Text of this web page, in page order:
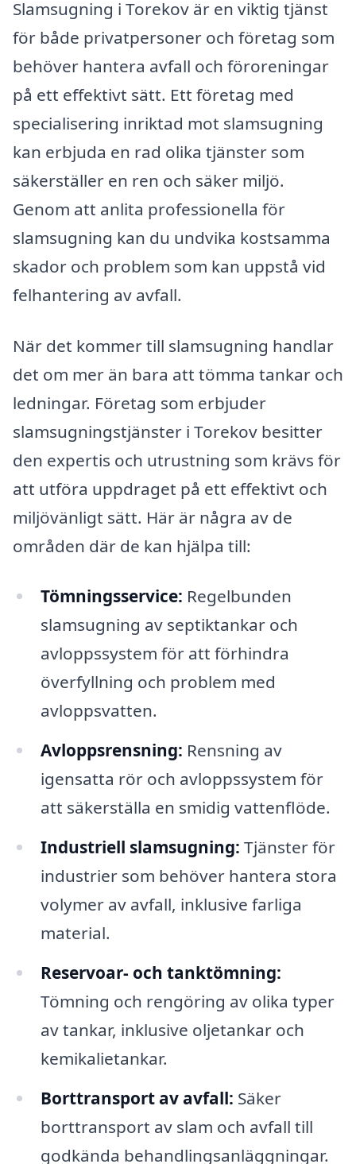
Slamsugning i Torekov är en viktig tjänst
för både privatpersoner och företag som
behöver hantera avfall och föroreningar
på ett effektivt sätt. Ett företag med
specialisering inriktad mot slamsugning
kan erbjuda en rad olika tjänster som
säkerställer en ren och säker miljö.
Genom att anlita professionella för
slamsugning kan du undvika kostsamma
skador och problem som kan uppstå vid
felhantering av avfall.
När det kommer till slamsugning handlar
det om mer än bara att tömma tankar och
ledningar. Företag som erbjuder
slamsugningstjänster i Torekov besitter
den expertis och utrustning som krävs för
att utföra uppdraget på ett effektivt och
miljövänligt sätt. Här är några av de
områden där de kan hjälpa till:
Tömningsservice: Regelbunden
slamsugning av septiktankar och
avloppssystem för att förhindra
överfyllning och problem med
avloppsvatten.
Avloppsrensning: Rensning av
igensatta rör och avloppssystem för
att säkerställa en smidig vattenflöde.
Industriell slamsugning: Tjänster för
industrier som behöver hantera stora
volymer av avfall, inklusive farliga
material.
Reservoar- och tanktömning:
Tömning och rengöring av olika typer
av tankar, inklusive oljetankar och
kemikalietankar.
Borttransport av avfall: Säker
borttransport av slam och avfall till
godkända behandlingsanläggningar.